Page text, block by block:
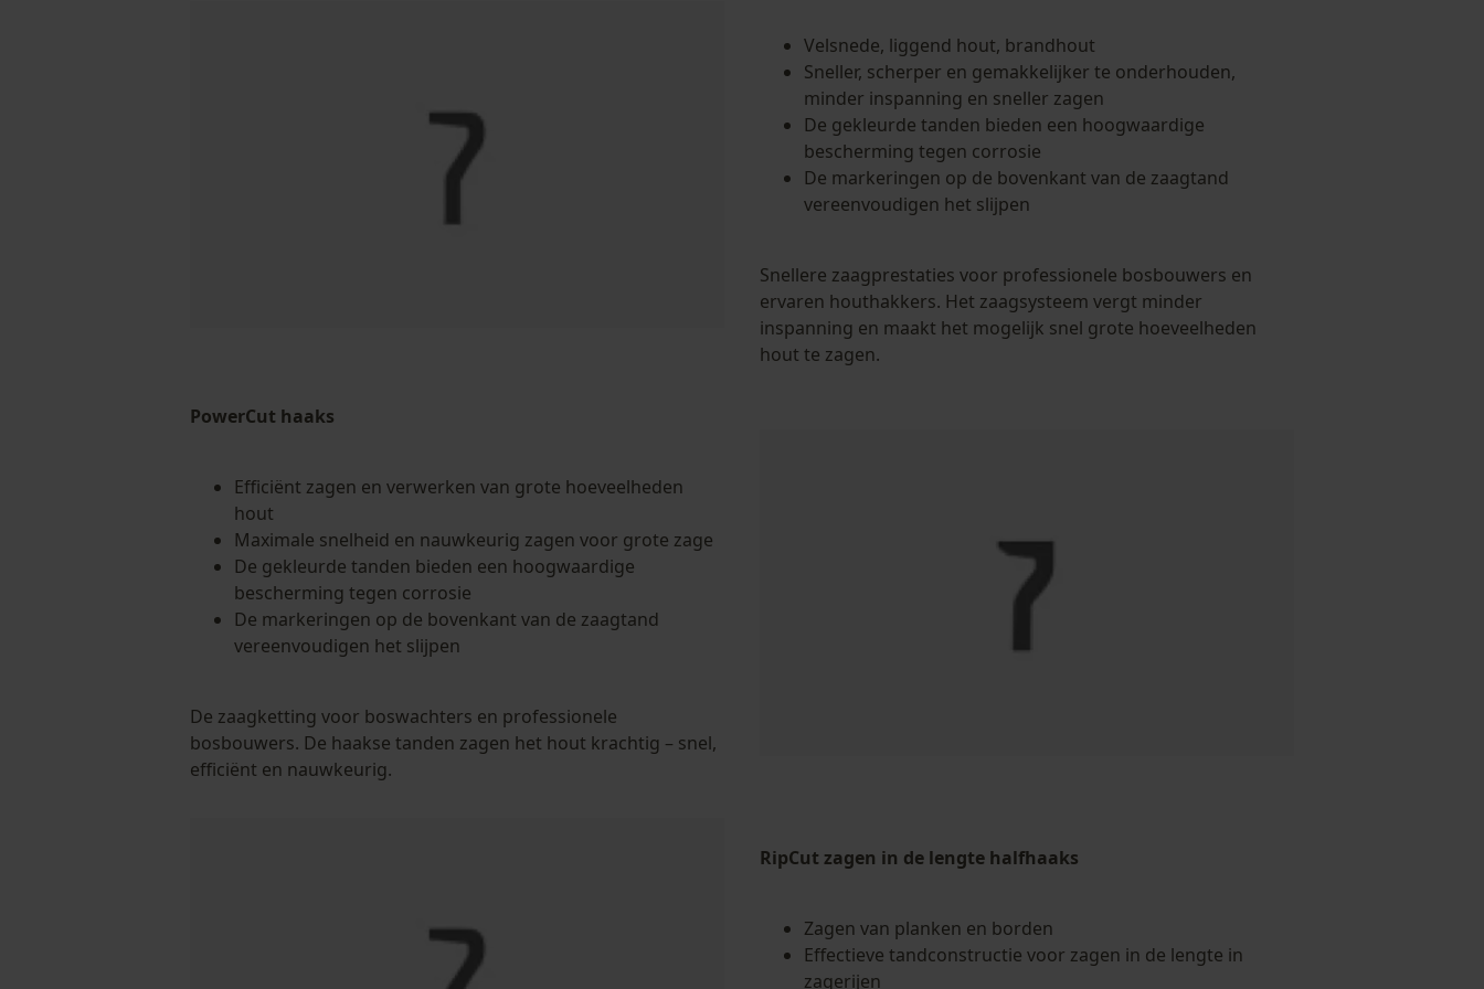
Velsnede, liggend hout, brandhout
Sneller, scherper en gemakkelijker te onderhouden,
minder inspanning en sneller zagen
De gekleurde tanden bieden een hoogwaardige
bescherming tegen corrosie
De markeringen op de bovenkant van de zaagtand
vereenvoudigen het slijpen
Snellere zaagprestaties voor professionele bosbouwers en
ervaren houthakkers. Het zaagsysteem vergt minder
inspanning en maakt het mogelijk snel grote hoeveelheden
hout te zagen.
PowerCut haaks
Efficiënt zagen en verwerken van grote hoeveelheden
hout
Maximale snelheid en nauwkeurig zagen voor grote zage
De gekleurde tanden bieden een hoogwaardige
bescherming tegen corrosie
De markeringen op de bovenkant van de zaagtand
vereenvoudigen het slijpen
De zaagketting voor boswachters en professionele
bosbouwers. De haakse tanden zagen het hout krachtig – snel,
efficiënt en nauwkeurig.
RipCut zagen in de lengte halfhaaks
Zagen van planken en borden
Effectieve tandconstructie voor zagen in de lengte in
zagerijen
De keuze voor gegevensverwerking
Mouseflow Web Analytics Tool
Opgeslagen winkelwagen
YouTube-video's